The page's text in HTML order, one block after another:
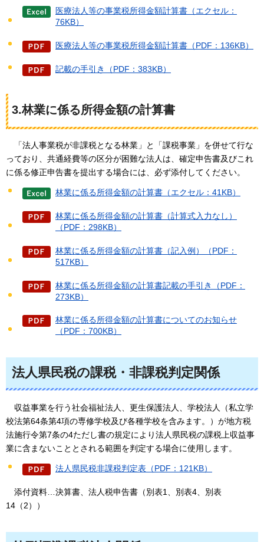
医療法人等の事業税所得金額計算書（エクセル：
76KB）
医療法人等の事業税所得金額計算書（PDF：136KB）
記載の手引き（PDF：383KB）
3.林業に係る所得金額の計算書
「法人事業税が非課税となる林業」と「課税事業」を併せて行な
っており、共通経費等の区分が困難な法人は、確定申告書及びこれ
に係る修正申告書を提出する場合には、必ず添付してください。
林業に係る所得金額の計算書（エクセル：41KB）
林業に係る所得金額の計算書（計算式入力なし）
（PDF：298KB）
林業に係る所得金額の計算書（記入例）（PDF：
517KB）
林業に係る所得金額の計算書記載の手引き（PDF：
273KB）
林業に係る所得金額の計算書についてのお知らせ
（PDF：700KB）
法人県民税の課税・非課税判定関係
収益事業を行う社会福祉法人、更生保護法人、学校法人（私立学
校法第64条第4項の専修学校及び各種学校を含みます。）が地方税
法施行令第7条の4ただし書の規定により法人県民税の課税上収益事
業に含まないこととされる範囲を判定する場合に使用します。
法人県民税非課税判定表（PDF：121KB）
添付資料 …決算書、法人税申告書（別表1、別表4、別表
14（2））